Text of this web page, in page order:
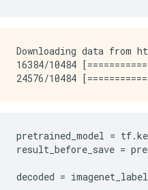
Downloading data from
16384/10484
pretrained_model = tf.
result_before_save =
decoded =